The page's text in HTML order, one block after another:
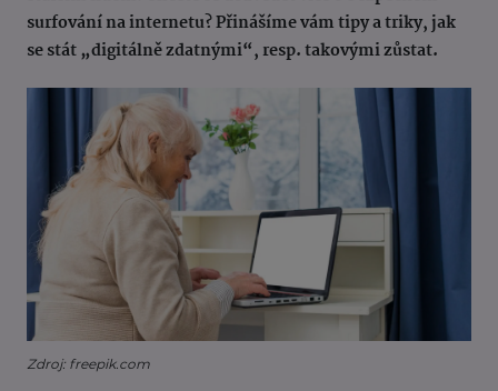
surfování na internetu? Přinášíme vám tipy a triky, jak
se stát „digitálně zdatnými“, resp. takovými zůstat.
Zdroj: freepik.com